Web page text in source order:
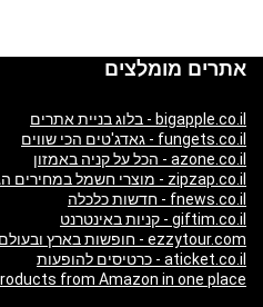
אתרים מומלצים
bigapple.co.il - בלוג בניית אתרים
fungets.co.il - גאדג'טים הכי שווים
azone.co.il - הכל על קניה באמזון
zipzap.co.il - מוצרי חשמל במחירים הגיוניים
fnews.co.il - חדשות כלכלה
giftim.co.il - קניות באינטרנט
ezzytour.com - חופשות בארץ ובעולם
aticket.co.il - כרטיסים להופעות
from Amazon in one place